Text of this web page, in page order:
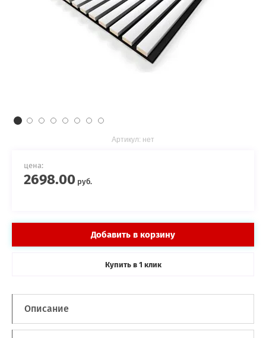
Артикул: нет
цена:
2698.00 руб.
Добавить в корзину
Купить в 1 клик
Описание